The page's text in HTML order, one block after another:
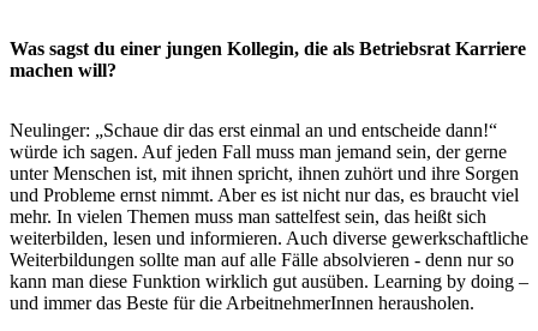
Was sagst du einer jungen Kollegin, die als Betriebsrat Karriere
machen will?
Neulinger: „Schaue dir das erst einmal an und entscheide dann!“
würde ich sagen. Auf jeden Fall muss man jemand sein, der gerne
unter Menschen ist, mit ihnen spricht, ihnen zuhört und ihre Sorgen
und Probleme ernst nimmt. Aber es ist nicht nur das, es braucht viel
mehr. In vielen Themen muss man sattelfest sein, das heißt sich
weiterbilden, lesen und informieren. Auch diverse gewerkschaftliche
Weiterbildungen sollte man auf alle Fälle absolvieren - denn nur so
kann man diese Funktion wirklich gut ausüben. Learning by doing –
und immer das Beste für die ArbeitnehmerInnen herausholen.